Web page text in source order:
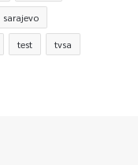
sarajevo
test tvsa